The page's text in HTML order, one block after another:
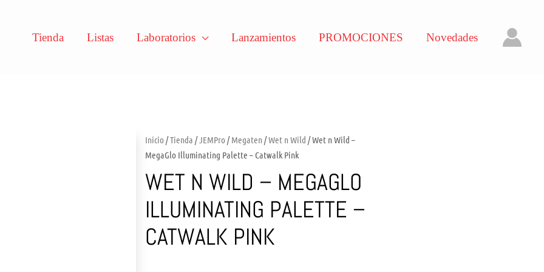
Tienda Listas Laboratorios Lanzamientos PROMOCIONES Novedades
Inicio /Tienda /JEMPro /Megaten /Wet n Wild / Wet n Wild –
MegaGlo Illuminating Palette – Catwalk Pink
WET N WILD – MEGAGLO
ILLUMINATING PALETTE –
CATWALK PINK